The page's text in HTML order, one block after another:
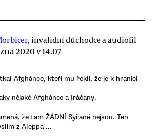
, invalidní důchodce a audiofil
2020 v 14.07
Afghánce, kteří mu řekli, že je k hranici
nějaké Afghánce a Iráčany.
že tam ŽÁDNÍ Syřané nejsou. Ten
z Aleppa ...